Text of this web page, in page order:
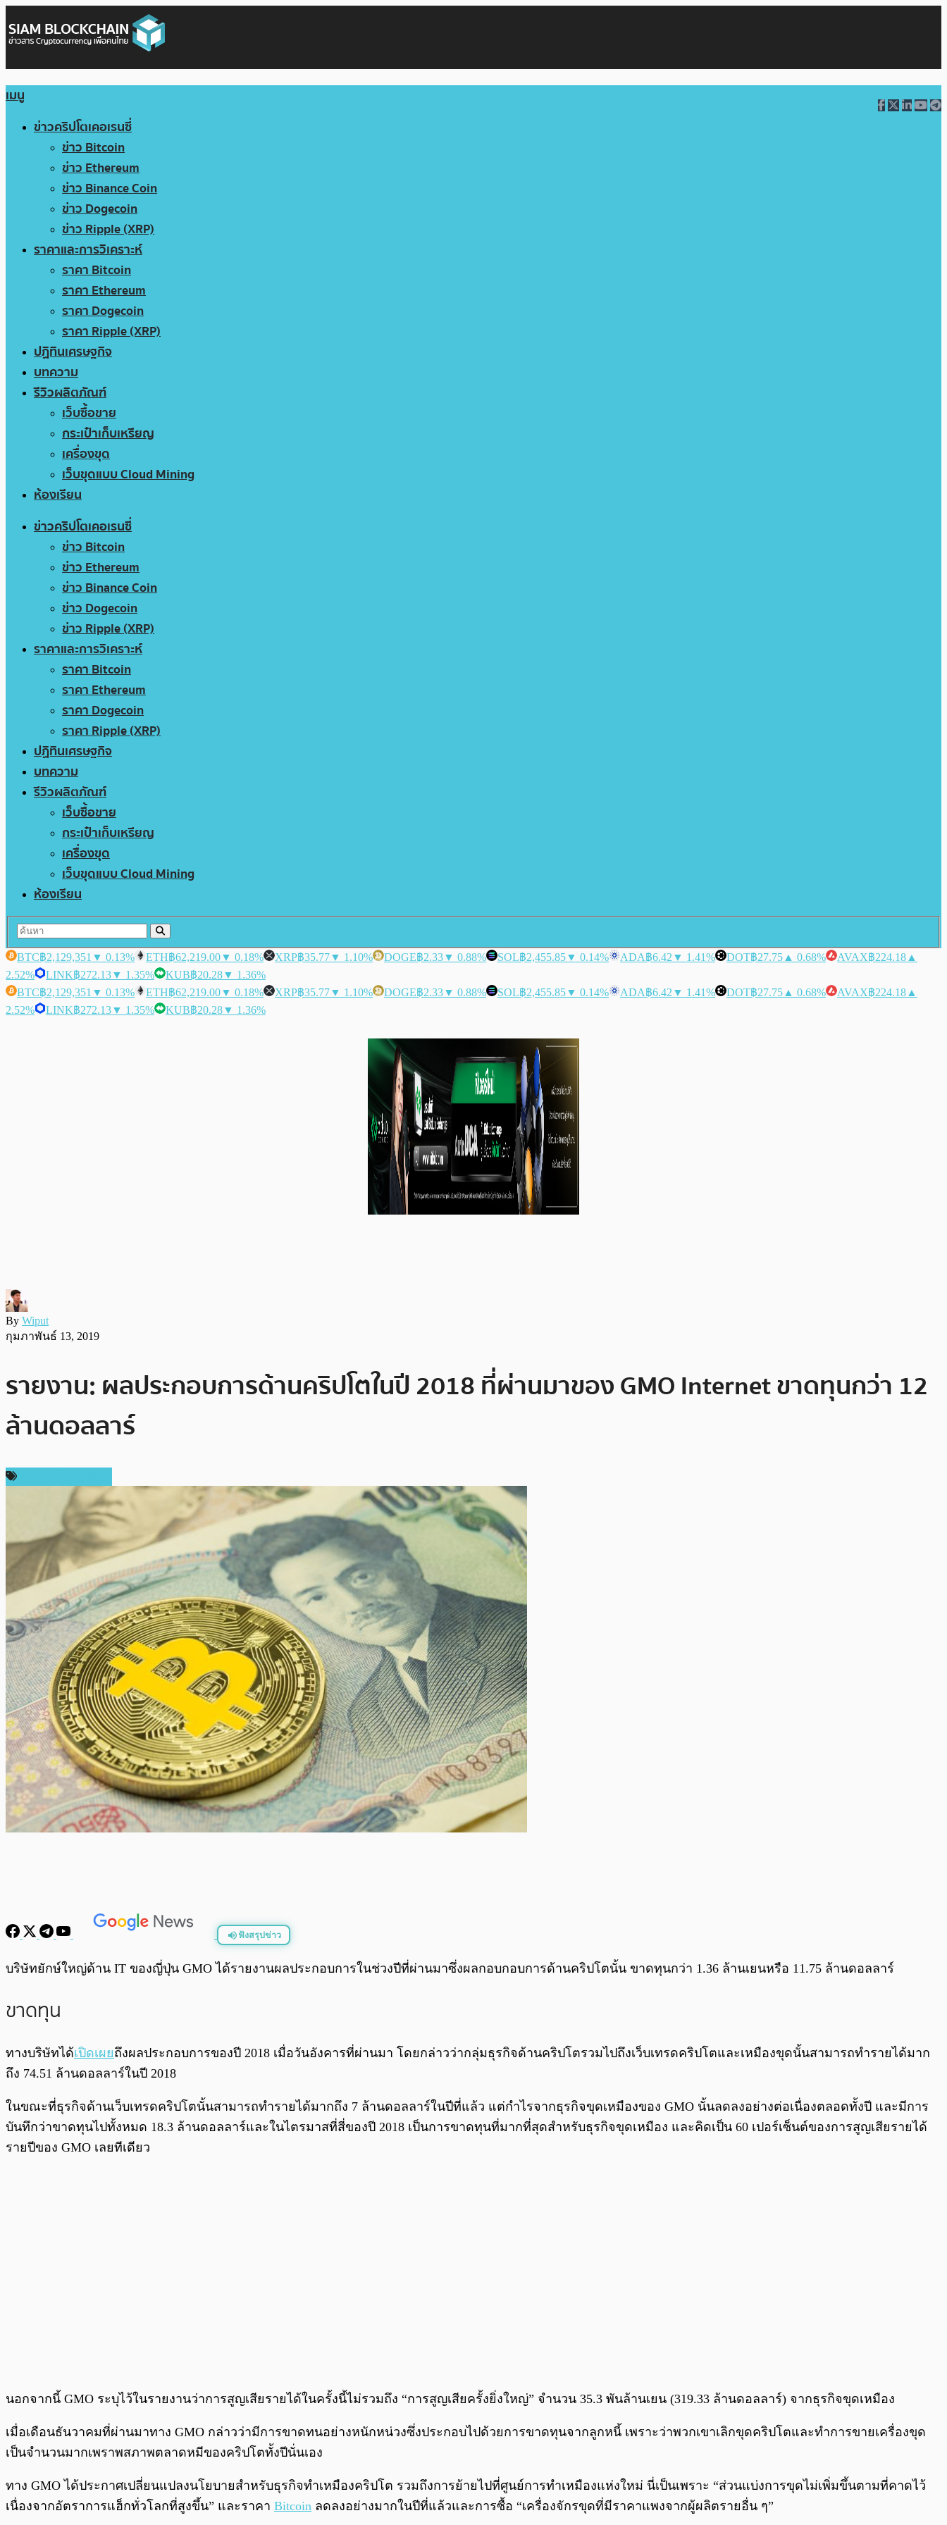
เมนู
ข่าวคริปโตเคอเรนซี่
ข่าว Bitcoin
ข่าว Ethereum
ข่าว Binance Coin
ข่าว Dogecoin
ข่าว Ripple (XRP)
ราคาและการวิเคราะห์
ราคา Bitcoin
ราคา Ethereum
ราคา Dogecoin
ราคา Ripple (XRP)
ปฏิทินเศรษฐกิจ
บทความ
รีวิวผลิตภัณฑ์
เว็บซื้อขาย
กระเป๋าเก็บเหรียญ
เครื่องขุด
เว็บขุดแบบ Cloud Mining
ห้องเรียน
ข่าวคริปโตเคอเรนซี่
ข่าว Bitcoin
ข่าว Ethereum
ข่าว Binance Coin
ข่าว Dogecoin
ข่าว Ripple (XRP)
ราคาและการวิเคราะห์
ราคา Bitcoin
ราคา Ethereum
ราคา Dogecoin
ราคา Ripple (XRP)
ปฏิทินเศรษฐกิจ
บทความ
รีวิวผลิตภัณฑ์
เว็บซื้อขาย
กระเป๋าเก็บเหรียญ
เครื่องขุด
เว็บขุดแบบ Cloud Mining
ห้องเรียน
BTC฿2,129,351 ▼ 0.13% ETH฿62,219.00▼ 0.18% XRP฿35.77▼ 1.10% DOGE฿2.33▼ 0.88% SOL฿2,455.85▼ 0.14% ADA฿6.42 ▼ 1.41% DOT฿27.75 ▲ 0.68% AVAX฿224.18 ▲
2.52%
LINK฿272.13▼ 1.35% KUB฿20.28▼ 1.36%
BTC฿2,129,351 ▼ 0.13% ETH฿62,219.00▼ 0.18% XRP฿35.77▼ 1.10% DOGE฿2.33▼ 0.88% SOL฿2,455.85▼ 0.14% ADA฿6.42 ▼ 1.41% DOT฿27.75 ▲ 0.68% AVAX฿224.18 ▲
2.52%
LINK฿272.13▼ 1.35% KUB฿20.28▼ 1.36%
By Wiput
กุมภาพันธ์ 13, 2019
รายงาน: ผลประกอบการด้านคริปโตในปี 2018 ที่ผ่านมาของ GMO Internet ขาดทุนกว่า 12
ล้านดอลลาร์
ฟังสรุปข่าว
พร้อมเล่น 0:00
บริษัทยักษ์ใหญ่ด้าน IT ของญี่ปุ่น GMO ได้รายงานผลประกอบการในช่วงปีที่ผ่านมาซึ่งผลกอบกอบการด้านคริปโตนั้น ขาดทุนกว่า 1.36 ล้านเยนหรือ 11.75 ล้านดอลลาร์
ขาดทุน
ทางบริษัทได้เปิดเผยถึงผลประกอบการของปี 2018 เมื่อวันอังคารที่ผ่านมา โดยกล่าวว่ากลุ่มธุรกิจด้านคริปโตรวมไปถึงเว็บเทรดคริปโตและเหมืองขุดนั้นสามารถทำรายได้มาก
ถึง 74.51 ล้านดอลลาร์ในปี 2018
ในขณะที่ธุรกิจด้านเว็บเทรดคริปโตนั้นสามารถทำรายได้มากถึง 7 ล้านดอลลาร์ในปีที่แล้ว แต่กำไรจากธุรกิจขุดเหมืองของ GMO นั้นลดลงอย่างต่อเนื่องตลอดทั้งปี และมีการ
บันทึกว่าขาดทุนไปทั้งหมด 18.3 ล้านดอลลาร์และในไตรมาสที่สี่ของปี 2018 เป็นการขาดทุนที่มากที่สุดสำหรับธุรกิจขุดเหมือง และคิดเป็น 60 เปอร์เซ็นต์ของการสูญเสียรายได้
รายปีของ GMO เลยทีเดียว
นอกจากนี้ GMO ระบุไว้ในรายงานว่าการสูญเสียรายได้ในครั้งนี้ไม่รวมถึง “การสูญเสียครั้งยิ่งใหญ่” จำนวน 35.3 พันล้านเยน (319.33 ล้านดอลลาร์) จากธุรกิจขุดเหมือง
เมื่อเดือนธันวาคมที่ผ่านมาทาง GMO กล่าวว่ามีการขาดทนอย่างหนักหน่วงซึ่งประกอบไปด้วยการขาดทุนจากลูกหนี้ เพราะว่าพวกเขาเลิกขุดคริปโตและทำการขายเครื่องขุด
เป็นจำนวนมากเพราพสภาพตลาดหมีของคริปโตทั้งปีนั่นเอง
ทาง GMO ได้ประกาศเปลี่ยนแปลงนโยบายสำหรับธุรกิจทำเหมืองคริปโต รวมถึงการย้ายไปที่ศูนย์การทำเหมืองแห่งใหม่ นี่เป็นเพราะ “ส่วนแบ่งการขุดไม่เพิ่มขึ้นตามที่คาดไว้
เนื่องจากอัตราการแฮ็กทั่วโลกที่สูงขึ้น” และราคา Bitcoin ลดลงอย่างมากในปีที่แล้วและการซื้อ “เครื่องจักรขุดที่มีราคาแพงจากผู้ผลิตรายอื่น ๆ”